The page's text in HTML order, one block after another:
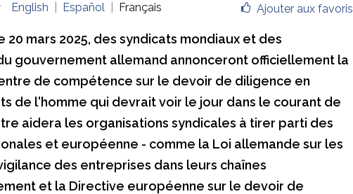
Ajouter aux favoris
English Español Français
20 mars 2025, des syndicats mondiaux et des
gouvernement allemand annonceront officiellement la
de compétence sur le devoir de diligence en
de l'homme qui devrait voir le jour dans le courant de
aidera les organisations syndicales à tirer parti des
et européenne - comme la Loi allemande sur les
des entreprises dans leurs chaînes
et la Directive européenne sur le devoir de